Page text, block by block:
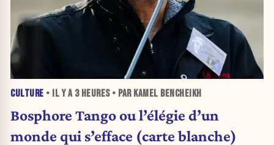
CULTURE • IL Y A 3 HEURES• PAR KAMEL BENCHEIKH
Bosphore Tango ou l’élégie d’un
monde qui s’efface (carte blanche)